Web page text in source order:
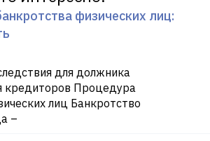
физических лиц:
для должника
кредиторов Процедура
лиц Банкротство
–